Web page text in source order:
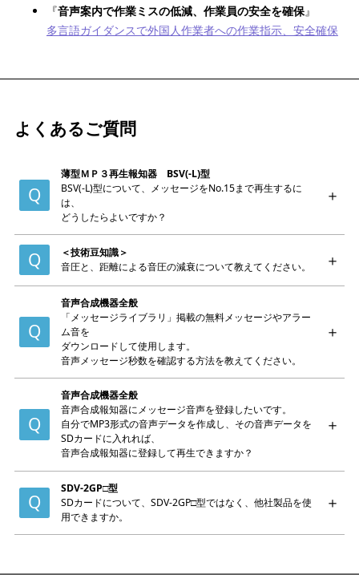
『音声案内で作業ミスの低減、作業員の安全を確保』
多言語ガイダンスで外国人作業者への作業指示、安全確保
よくあるご質問
薄型ＭＰ３再生報知器 BSV(-L)型
BSV(-L)型について、メッセージをNo.15まで再生するに
は、
どうしたらよいですか？
＜技術豆知識＞
音圧と、距離による音圧の減衰について教えてください。
音声合成機器全般
「メッセージライブラリ」掲載の無料メッセージやアラー
ム音を
ダウンロードして使用します。
音声メッセージ秒数を確認する方法を教えてください。
音声合成機器全般
音声合成報知器にメッセージ音声を登録したいです。
自分でMP3形式の音声データを作成し、その音声データを
SDカードに入れれば、
音声合成報知器に登録して再生できますか？
SDV-2GP□型
SDカードについて、SDV-2GP□型ではなく、他社製品を使
用できますか。